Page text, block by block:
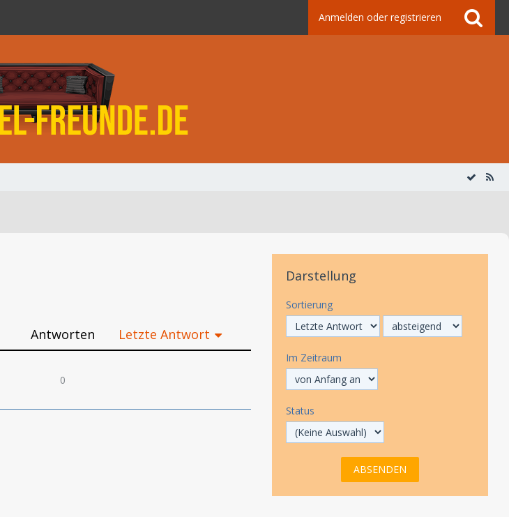
Anmelden oder registrieren
Antworten
Letzte Antwort
0
Darstellung
Sortierung
Im Zeitraum
Status